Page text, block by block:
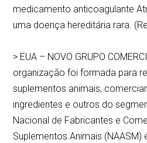
medicamento anticoagulante
uma doença hereditária rara.
> EUA – NOVO GRUPO
organização foi formada para
suplementos animais,
ingredientes e outros do
Nacional de Fabricantes e
Suplementos Animais